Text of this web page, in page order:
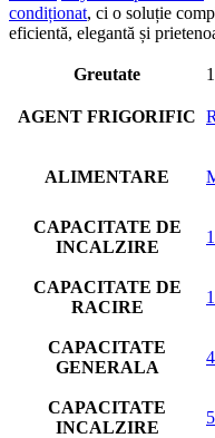
condiționat, ci o soluție
eficientă, elegantă și
Greutate
AGENT FRIGORIFIC
ALIMENTARE
CAPACITATE DE
INCALZIRE
CAPACITATE DE
RACIRE
CAPACITATE
GENERALA
CAPACITATE
INCALZIRE